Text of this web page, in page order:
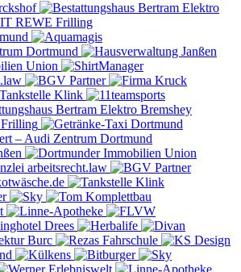
Elektro
REWE Frilling
Elektro Bremshey
Frilling